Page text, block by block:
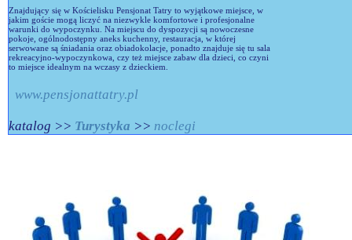
Znajdujący się w Kościelisku Pensjonat Tatry to wyjątkowe miejsce, w
jakim goście mogą liczyć na niezwykle komfortowe i profesjonalne
warunki do wypoczynku. Na miejscu do dyspozycji są nowoczesne
pokoje, ogólnodostępny aneks kuchenny, restauracja, w której
serwowane są śniadania oraz obiadokolacje, ponadto znajduje się tu sala
rekreacyjno-wypoczynkowa, czy też miejsce zabaw dla dzieci, co czyni
to miejsce idealnym na wczasy z dzieckiem.
www.pensjonattatry.pl
katalog >> Turystyka >> noclegi